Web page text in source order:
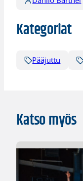
Kategoriat
Pääjuttu
Katso myös